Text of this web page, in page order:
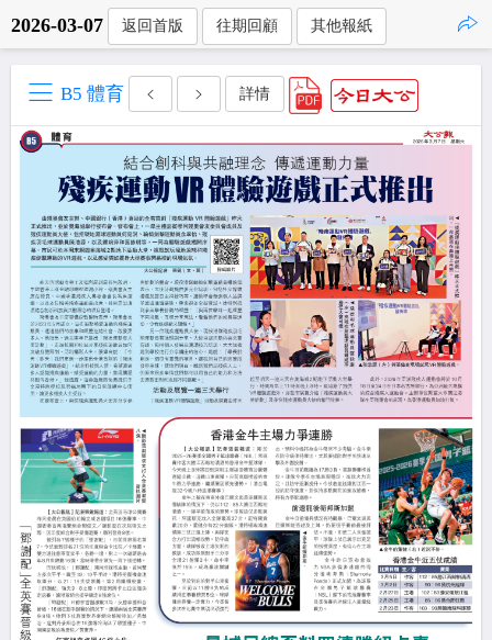
2026-03-07 返回首版 往期回顧 其他報紙
B5 體育 詳情